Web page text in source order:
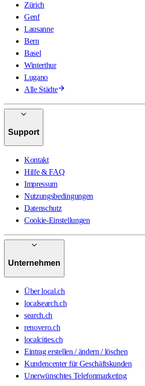
Zürich
Genf
Lausanne
Bern
Basel
Winterthur
Lugano
Alle Städte
Support
Kontakt
Hilfe & FAQ
Impressum
Nutzungsbedingungen
Datenschutz
Cookie-Einstellungen
Unternehmen
Über local.ch
localsearch.ch
search.ch
renovero.ch
localcities.ch
Eintrag erstellen / ändern / löschen
Kundencenter für Geschäftskunden
Unerwünschtes Telefonmarketing